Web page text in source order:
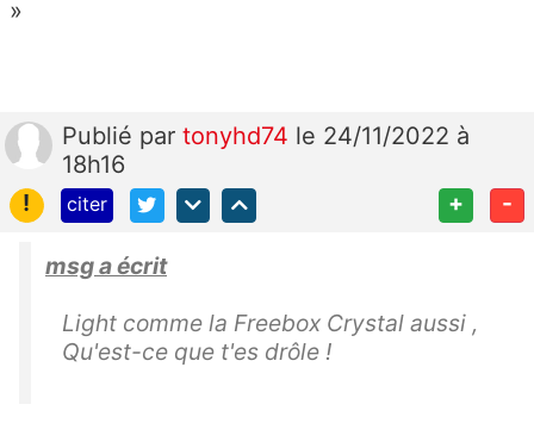
»
Publié par tonyhd74 le 24/11/2022 à
18h16
!
citer + -
msg a écrit
Light comme la Freebox Crystal aussi ,
Qu'est-ce que t'es drôle !